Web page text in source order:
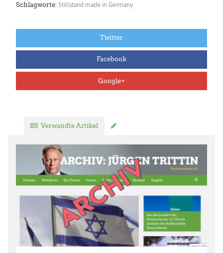
Schlagworte: Stillstand made in Germany
Twitter
Facebook
Google+
Verwandte Artikel